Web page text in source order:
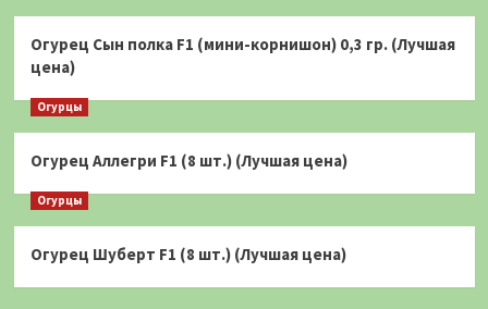
Огурец Сын полка F1 (мини-корнишон) 0,3 гр. (Лучшая
цена)
Огурцы
Огурец Аллегри F1 (8 шт.) (Лучшая цена)
Огурцы
Огурец Шуберт F1 (8 шт.) (Лучшая цена)